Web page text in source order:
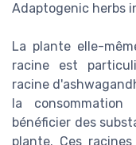
Adaptogenic herbs
La plante elle-
racine est
racine
la
bénéficier des
plante. Ces